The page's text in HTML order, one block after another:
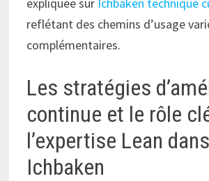
reflétant des chemins d’usage
complémentaires.
Les stratégies
continue et le rôle
l’expertise Lean dans
Ichbaken